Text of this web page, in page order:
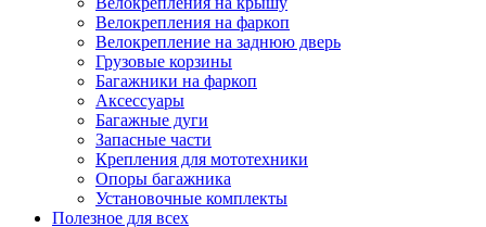
Велокрепления на фаркоп
Велокрепление на заднюю дверь
Грузовые корзины
Багажники на фаркоп
Аксессуары
Багажные дуги
Запасные части
Крепления для мототехники
Опоры багажника
Установочные комплекты
Полезное для всех